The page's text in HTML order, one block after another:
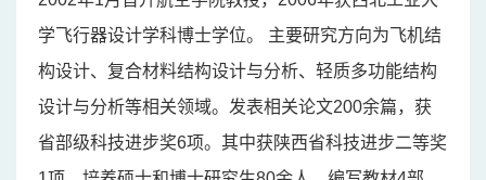
学飞行器设计学科博士学位。 主要研究方向为飞机结
构设计、复合材料结构设计与分析、轻质多功能结构
设计与分析等相关领域。发表相关论文200余篇，获
省部级科技进步奖6项。其中获陕西省科技进步二等奖